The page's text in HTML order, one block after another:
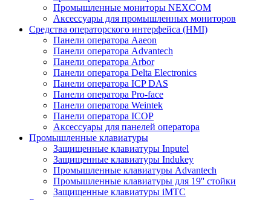
Промышленные мониторы NEXCOM
Аксессуары для промышленных мониторов
Средства операторского интерфейса (HMI)
Панели оператора Aaeon
Панели оператора Advantech
Панели оператора Arbor
Панели оператора Delta Electronics
Панели оператора ICP DAS
Панели оператора Pro-face
Панели оператора Weintek
Панели оператора ICOP
Аксессуары для панелей оператора
Промышленные клавиатуры
Защищенные клавиатуры Inputel
Защищенные клавиатуры Indukey
Промышленные клавиатуры Advantech
Промышленные клавиатуры для 19'' стойки
Защищенные клавиатуры iMTC